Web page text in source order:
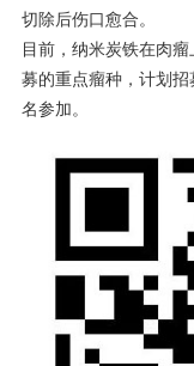
切除后伤口愈合。
目前，纳米炭铁在肉
募的重点瘤种，计划
名参加。